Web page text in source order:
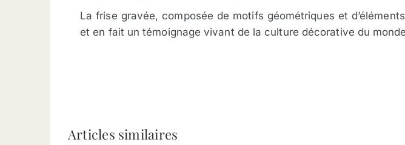
La frise gravée, composée de motifs géométriques et
et en fait un témoignage vivant de la culture décorative du
Articles similaires